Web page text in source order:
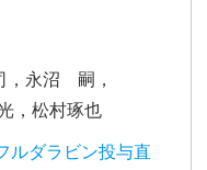
，永沼 嗣，
，松村琢也
ルダラビン投与直